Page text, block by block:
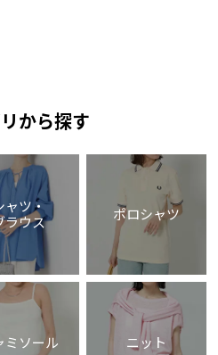
から探す
ャツ・
ラウス
ポロシャツ
ミソール ニット